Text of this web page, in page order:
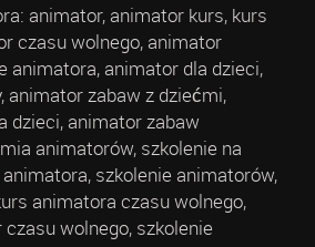
animator, animator kurs, kurs
czasu wolnego, animator
animatora, animator dla dzieci,
animator zabaw z dziećmi,
dzieci, animator zabaw
animatorów, szkolenie na
szkolenie animatorów,
animatora czasu wolnego,
wolnego, szkolenie